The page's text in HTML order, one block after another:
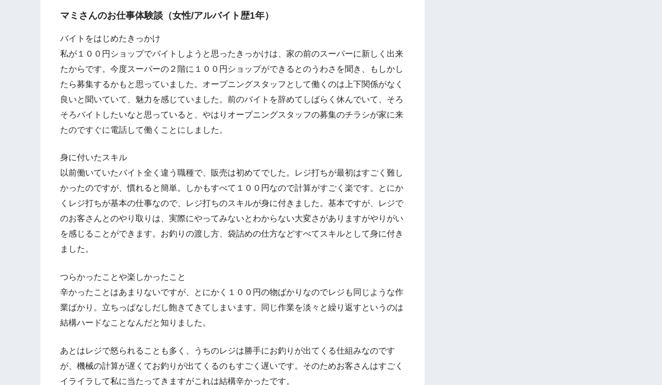
マミさんのお仕事体験談（女性/アルバイト歴1年）
バイトをはじめたきっかけ
私が１００円ショップでバイトしようと思ったきっかけは、家の前のスーパーに新しく出来
たからです。今度スーパーの２階に１００円ショップができるとのうわさを聞き、もしかし
たら募集するかもと思っていました。オープニングスタッフとして働くのは上下関係がなく
良いと聞いていて、魅力を感じていました。前のバイトを辞めてしばらく休んでいて、そろ
そろバイトしたいなと思っていると、やはりオープニングスタッフの募集のチラシが家に来
たのですぐに電話して働くことにしました。
身に付いたスキル
以前働いていたバイト全く違う職種で、販売は初めてでした。レジ打ちが最初はすごく難し
かったのですが、慣れると簡単。しかもすべて１００円なので計算がすごく楽です。とにか
くレジ打ちが基本の仕事なので、レジ打ちのスキルが身に付きました。基本ですが、レジで
のお客さんとのやり取りは、実際にやってみないとわからない大変さがありますがやりがい
を感じることができます。お釣りの渡し方、袋詰めの仕方などすべてスキルとして身に付き
ました。
つらかったことや楽しかったこと
辛かったことはあまりないですが、とにかく１００円の物ばかりなのでレジも同じような作
業ばかり。立ちっぱなしだし飽きてきてしまいます。同じ作業を淡々と繰り返すというのは
結構ハードなことなんだと知りました。
あとはレジで怒られることも多く、うちのレジは勝手にお釣りが出てくる仕組みなのです
が、機械の計算が遅くてお釣りが出てくるのもすごく遅いです。そのためお客さんはすごく
イライラして私に当たってきますがこれは結構辛かったです。